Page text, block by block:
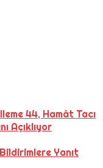
44, Hamât Tacı
Açıklıyor
Yanıt